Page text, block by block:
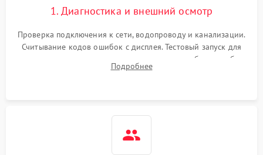
1. Диагностика и внешний осмотр
Проверка подключения к сети, водопроводу и канализации.
Считывание кодов ошибок с дисплея. Тестовый запуск для
выявления посторонних шумов, протечек или сбоев в работе
электронного модуля управления.
Подробнее